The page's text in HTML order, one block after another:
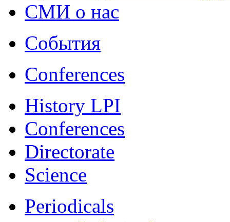
СМИ о нас
События
Conferences
History LPI
Conferences
Directorate
Science
Periodicals